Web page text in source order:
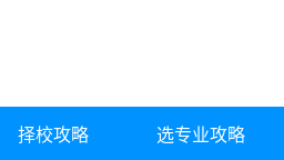
择校攻略 选专业攻略